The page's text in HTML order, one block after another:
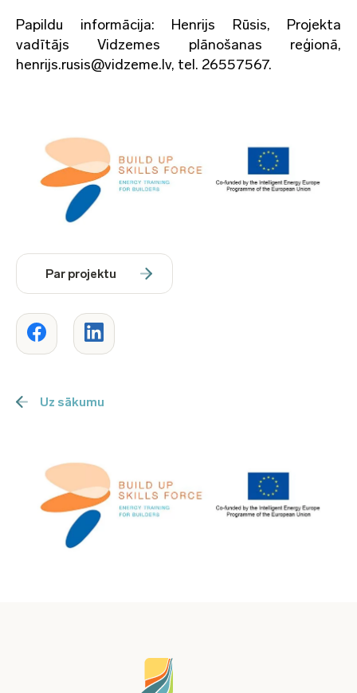
Papildu informācija: Henrijs Rūsis, Projekta
vadītājs Vidzemes plānošanas reģionā,
henrijs.rusis@vidzeme.lv, tel. 26557567.
Par projektu
Uz sākumu